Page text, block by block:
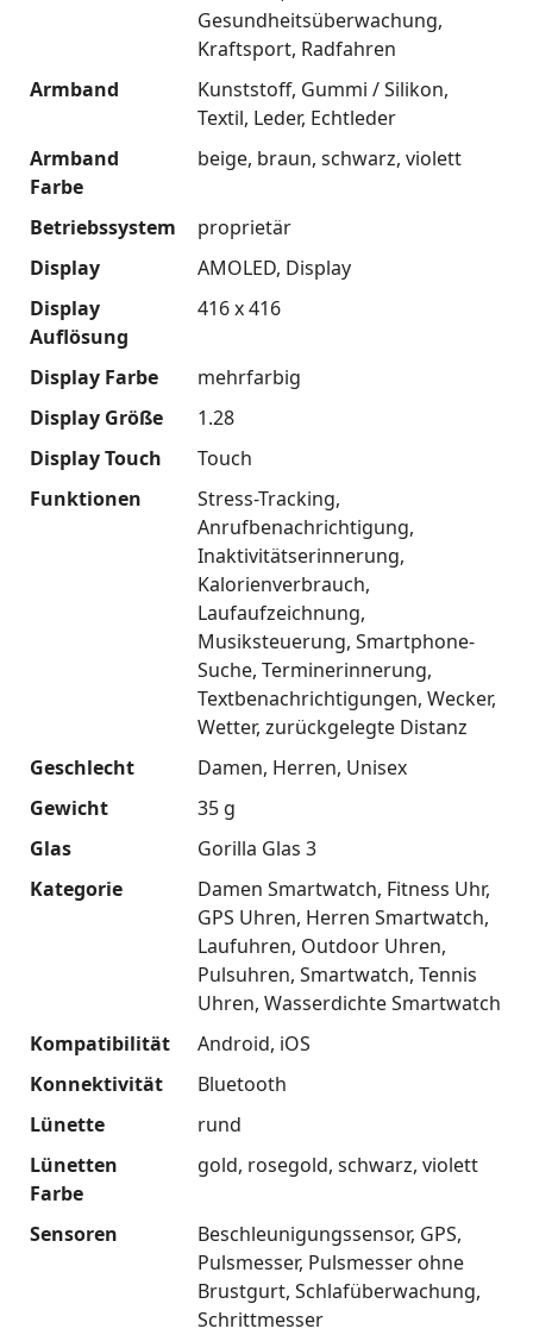
Gesundheitsüberwachung
Kraftsport Radfahren
Armband
Kunststoff Gummi / Silikon
Textil Leder Echtleder
Armband
Farbe
beige braun schwarz violett
Betriebssystem
proprietär
Display
AMOLED Display
Display
Auflösung
416 x 416
Display Farbe
mehrfarbig
Display Größe
1.28
Display Touch
Touch
Funktionen
Stress-Tracking
Anrufbenachrichtigung
Inaktivitätserinnerung
Kalorienverbrauch
Laufaufzeichnung
Musiksteuerung Smartphone-
Suche Terminerinnerung
Textbenachrichtigungen Wecker
Wetter zurückgelegte Distanz
Geschlecht
Damen Herren Unisex
Gewicht
35 g
Glas
Gorilla Glas 3
Kategorie
Damen Smartwatch Fitness Uhr
GPS Uhren Herren Smartwatch
Laufuhren Outdoor Uhren
Pulsuhren Smartwatch Tennis
Uhren Wasserdichte Smartwatch
Kompatibilität
Android iOS
Konnektivität
Bluetooth
Lünette
rund
Lünetten
Farbe
gold rosegold schwarz violett
Sensoren Beschleunigungssensor GPS
Pulsmesser Pulsmesser ohne
Brustgurt Schlafüberwachung
Schrittmesser